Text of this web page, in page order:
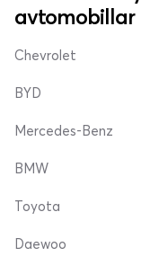
avtomobillar
Chevrolet
BYD
Mercedes-Benz
BMW
Toyota
Daewoo